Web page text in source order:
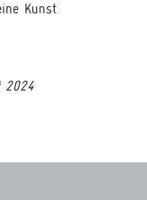
Kunst
2024